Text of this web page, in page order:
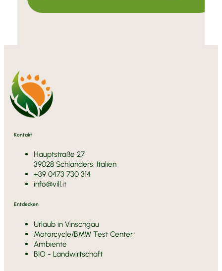
Kontakt
Hauptstraße 27
39028 Schlanders, Italien
+39 0473 730 314
info@vill.it
Entdecken
Urlaub in Vinschgau
Motorcycle/BMW Test Center
Ambiente
BIO - Landwirtschaft